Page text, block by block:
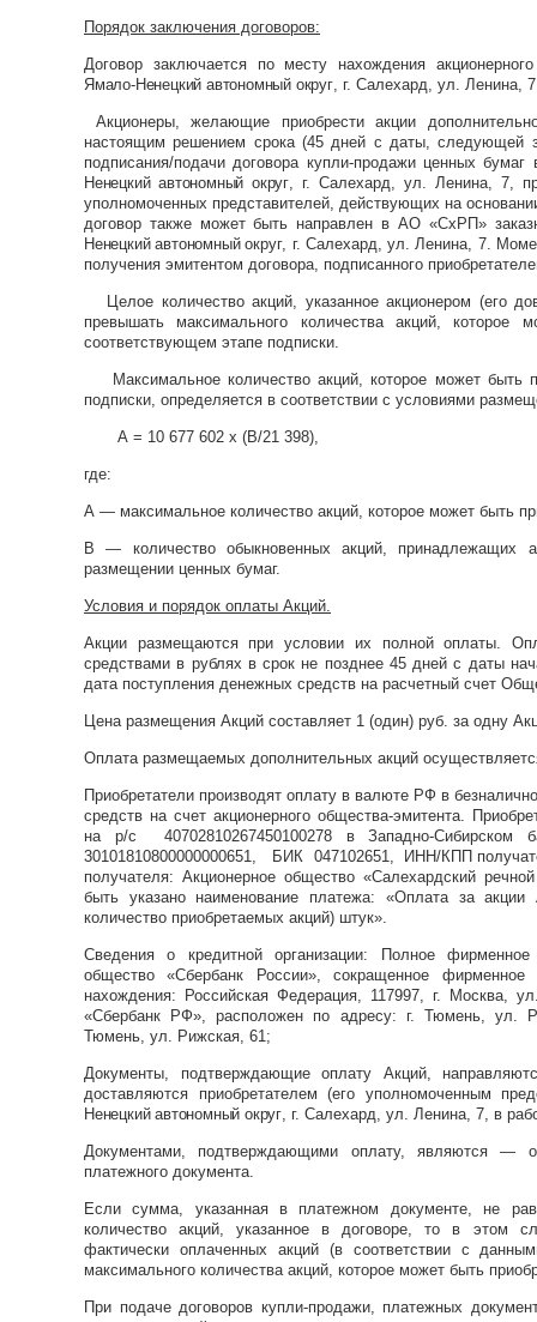
Порядок заключения договоров:
Договор заключается по месту нахождения
Ямало-Ненецкий автономный округ, г. Салехард, ул.
Акционеры, желающие приобрести акции
настоящим решением срока (45 дней с даты, следующей
подписания/подачи договора купли-продажи ценных
Ненецкий автономный округ, г. Салехард, ул. Ленина, 7,
уполномоченных представителей, действующих на
договор также может быть направлен в АО «СхРП»
Ненецкий автономный округ, г. Салехард, ул. Ленина, 7.
получения эмитентом договора, подписанного
Целое количество акций, указанное акционером (его
превышать максимального количества акций, которое
соответствующем этапе подписки.
Максимальное количество акций, которое может быть
подписки, определяется в соответствии с условиями
А = 10 677 602 х (В/21 398),
где:
А — максимальное количество акций, которое может быть
В — количество обыкновенных акций, принадлежащих
размещении ценных бумаг.
Условия и порядок оплаты Акций.
Акции размещаютсяпри условии их полной оплаты.
средствами в рублях в срок не позднее 45 дней с даты
дата поступления денежных средств на расчетный счет
Цена размещения Акций составляет 1 (один) руб. за одну
Оплата размещаемых дополнительных акций
Приобретатели производят оплату в валюте РФ в
средств на счет акционерного общества-эмитента.
на р/с 40702810267450100278 в Западно-
30101810800000000651, БИК 047102651, ИНН/КПП
получателя: Акционерное общество «Салехардский
быть указано наименование платежа: «Оплата за
количество приобретаемых акций) штук».
Сведения о кредитной организации: Полное фирменное
общество «Сбербанк России», сокращенное
нахождения: Российская Федерация, 117997, г. Москва,
«Сбербанк РФ», расположен по адресу: г. Тюмень, ул.
Тюмень, ул. Рижская, 61;
Документы, подтверждающие оплату Акций,
доставляются приобретателем (его уполномоченным
Ненецкий автономный округ, г. Салехард, ул. Ленина, 7, в
Документами, подтверждающими оплату, являются —
платежного документа.
Если сумма, указанная в платежном документе, не
количество акций, указанное в договоре, то в этом
фактически оплаченных акций (в соответствии с
максимального количества акций, которое может быть
При подаче договоров купли-продажи, платежных